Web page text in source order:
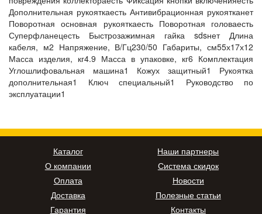
Дополнительная рукояткаесть Антивибрационная рукоятканет
Поворотная основная рукояткаесть Поворотная головаесть
Суперфланецесть Быстрозажимная гайка sdsнет Длина
кабеля, м2 Напряжение, В/Гц230/50 Габариты, см55х17х12
Масса изделия, кг4.9 Масса в упаковке, кг6 Комплектация
Углошлифовальная машина1 Кожух защитный1 Рукоятка
дополнительная1 Ключ специальный1 Руководство по
эксплуатации1
Каталог
О компании
Оплата
Доставка
Гарантия
Наши партнеры
Система скидок
Новости
Полезные статьи
Контакты